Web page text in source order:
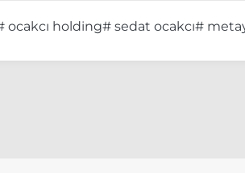
ocakcı holding# sedat ocakcı#